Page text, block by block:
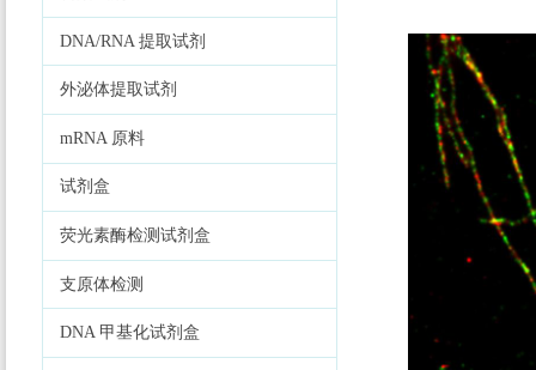
DNA/RNA 提取试剂
外泌体提取试剂
mRNA 原料
试剂盒
荧光素酶检测试剂盒
支原体检测
DNA 甲基化试剂盒